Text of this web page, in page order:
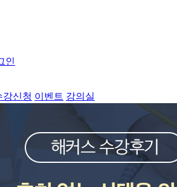
인
강신청 이벤트 강의실